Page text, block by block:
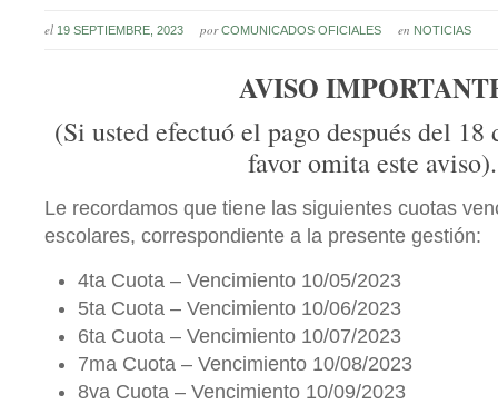
el 19 SEPTIEMBRE, 2023 por COMUNICADOS OFICIALES en NOTICIAS
AVISO
(Si usted efectuó el pago después del 18
favor omita este aviso).
Le recordamos que tiene las siguientes cuotas
escolares, correspondiente a la presente gestión:
4ta Cuota – Vencimiento 10/05/2023
5ta Cuota – Vencimiento 10/06/2023
6ta Cuota – Vencimiento 10/07/2023
7ma Cuota – Vencimiento 10/08/2023
8va Cuota – Vencimiento 10/09/2023